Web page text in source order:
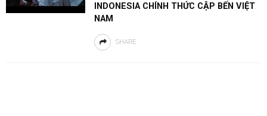
INDONESIA CHÍNH THỨC CẬP BẾN VIỆT
NAM
SHARE